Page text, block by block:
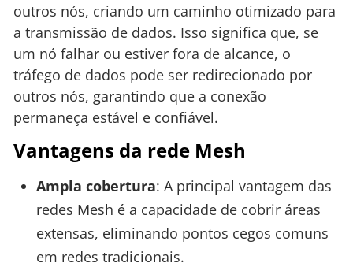
outros nós, criando um caminho otimizado para
a transmissão de dados. Isso significa que, se
um nó falhar ou estiver fora de alcance, o
tráfego de dados pode ser redirecionado por
outros nós, garantindo que a conexão
permaneça estável e confiável.
Vantagens da rede Mesh
Ampla cobertura: A principal vantagem das
redes Mesh é a capacidade de cobrir áreas
extensas, eliminando pontos cegos comuns
em redes tradicionais.